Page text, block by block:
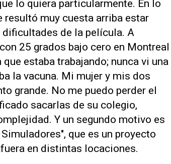
lo quiera particularmente. En lo
resultó muy cuesta arriba estar
de la película. A
25 grados bajo cero en Montreal
estaba trabajando; nunca vi una
la vacuna. Mi mujer y mis dos
grande. No me puedo perder el
sacarlas de su colegio,
Y un segundo motivo es
que es un proyecto
en distintas locaciones.